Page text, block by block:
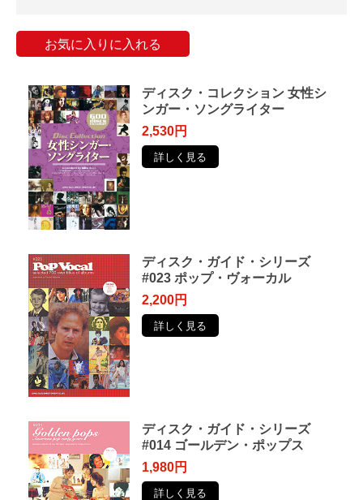
お気に入りに入れる
ディスク・コレクション 女性シ
ンガー・ソングライター
2,530円
詳しく見る
ディスク・ガイド・シリーズ
#023 ポップ・ヴォーカル
2,200円
詳しく見る
ディスク・ガイド・シリーズ
#014 ゴールデン・ポップス
1,980円
詳しく見る